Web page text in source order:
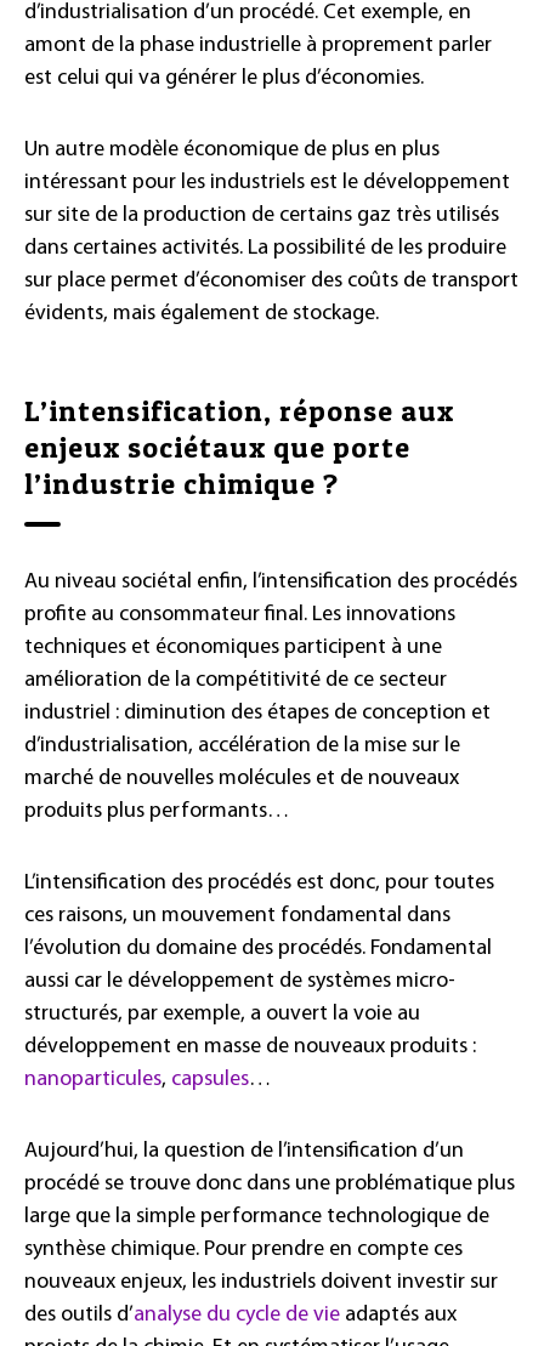
d’industrialisation d’un procédé. Cet exemple, en
amont de la phase industrielle à proprement parler
est celui qui va générer le plus d’économies.
Un autre modèle économique de plus en plus
intéressant pour les industriels est le développement
sur site de la production de certains gaz très utilisés
dans certaines activités. La possibilité de les produire
sur place permet d’économiser des coûts de transport
évidents, mais également de stockage.
L’intensification, réponse aux
enjeux sociétaux que porte
l’industrie chimique ?
Au niveau sociétal enfin, l’intensification des procédés
profite au consommateur final. Les innovations
techniques et économiques participent à une
amélioration de la compétitivité de ce secteur
industriel : diminution des étapes de conception et
d’industrialisation, accélération de la mise sur le
marché de nouvelles molécules et de nouveaux
produits plus performants…
L’intensification des procédés est donc, pour toutes
ces raisons, un mouvement fondamental dans
l’évolution du domaine des procédés. Fondamental
aussi car le développement de systèmes micro-
structurés, par exemple, a ouvert la voie au
développement en masse de nouveaux produits :
nanoparticules, capsules…
Aujourd’hui, la question de l’intensification d’un
procédé se trouve donc dans une problématique plus
large que la simple performance technologique de
synthèse chimique. Pour prendre en compte ces
nouveaux enjeux, les industriels doivent investir sur
des outils d’analyse du cycle de vie adaptés aux